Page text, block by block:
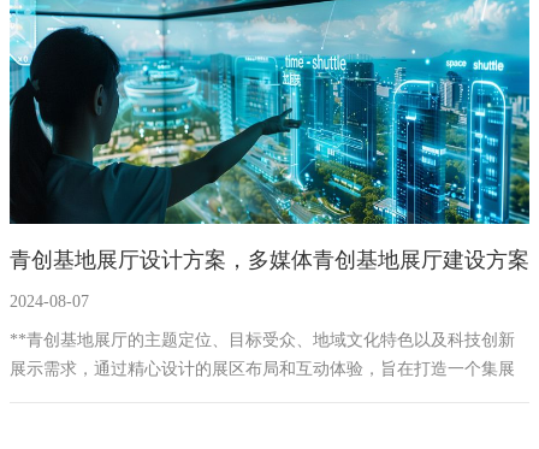
青创基地展厅设计方案，多媒体青创基地展厅建设方案
2024-08-07
**青创基地展厅的主题定位、目标受众、地域文化特色以及科技创新
展示需求，通过精心设计的展区布局和互动体验，旨在打造一个集展
示、交流、启发于一体的现代化展厅，为推动**两地科技创新合作提